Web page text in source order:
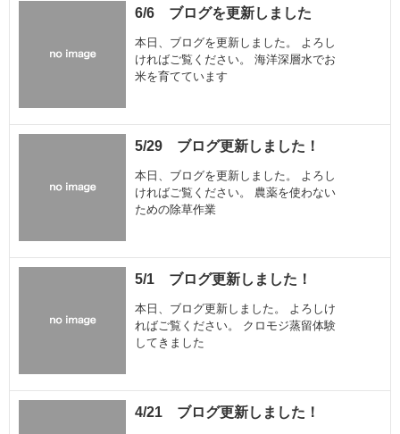
6/6 ブログを更新しました
本日、ブログを更新しました。 よろし
ければご覧ください。 海洋深層水でお
米を育てています
5/29 ブログ更新しました！
本日、ブログを更新しました。 よろし
ければご覧ください。 農薬を使わない
ための除草作業
5/1 ブログ更新しました！
本日、ブログ更新しました。 よろしけ
ればご覧ください。 クロモジ蒸留体験
してきました
4/21 ブログ更新しました！